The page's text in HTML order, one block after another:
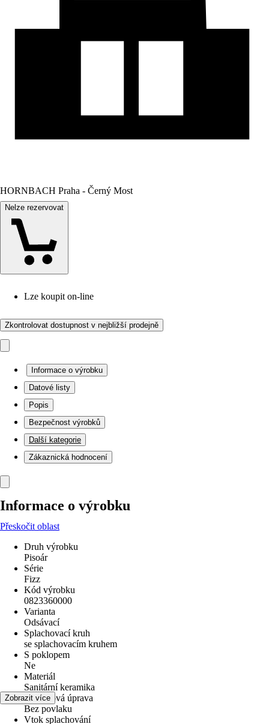
HORNBACH Praha - Černý Most
Nelze rezervovat
Lze koupit on-line
Zkontrolovat dostupnost v nejbližší prodejně
Informace o výrobku
Datové listy
Popis
Bezpečnost výrobků
Další kategorie
Zákaznická hodnocení
Informace o výrobku
Přeskočit oblast
Druh výrobku
Pisoár
Série
Fizz
Kód výrobku
0823360000
Varianta
Odsávací
Splachovací kruh
se splachovacím kruhem
S poklopem
Ne
Materiál
Sanitární keramika
Povrchová úprava
Bez povlaku
Vtok splachování
Zobrazit více